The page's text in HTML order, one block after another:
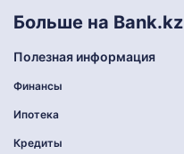
Больше на Bank.kz
Полезная информация
Финансы
Ипотека
Кредиты